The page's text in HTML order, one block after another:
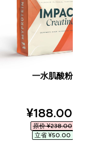
一水肌酸粉
¥188.00‎
原价 ¥238.00‎
立省 ¥50.00‎